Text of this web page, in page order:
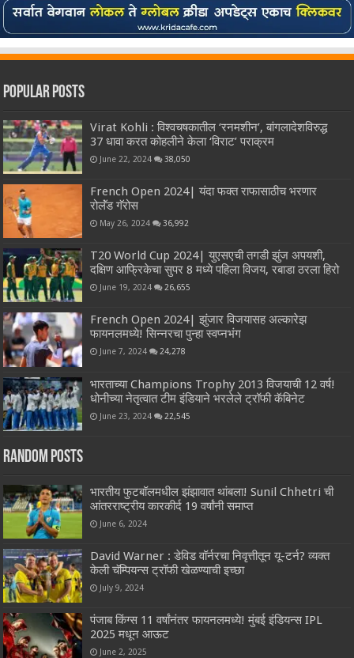
Popular Posts
Virat Kohli : विश्वचषकातील ‘रनमशीन’, बांगलादेशविरुद्ध
37 धावा करत कोहलीने केला ‘विराट’ पराक्रम
June 22, 2024 38,050
French Open 2024| यंदा फक्त राफासाठीच भरणार
रोलॅंड गॅरोस
May 26, 2024 36,992
T20 World Cup 2024| युएसएची तगडी झुंज अपयशी,
दक्षिण आफ्रिकेचा सुपर 8 मध्ये पहिला विजय, रबाडा ठरला हिरो
June 19, 2024 26,655
French Open 2024| झुंजार विजयासह अल्कारेझ
फायनलमध्ये! सिन्नरचा पुन्हा स्वप्नभंग
June 7, 2024 24,278
भारताच्या Champions Trophy 2013 विजयाची 12 वर्ष!
धोनीच्या नेतृत्वात टीम इंडियाने भरलेले ट्रॉफी कॅबिनेट
June 23, 2024 22,545
Random Posts
भारतीय फुटबॉलमधील झंझावात थांबला! Sunil Chhetri ची
आंतरराष्ट्रीय कारकीर्द 19 वर्षांनी समाप्त
June 6, 2024
David Warner : डेविड वॉर्नरचा निवृत्तीतून यू-टर्न? व्यक्त
केली चॅम्पियन्स ट्रॉफी खेळण्याची इच्छा
July 9, 2024
पंजाब किंग्स 11 वर्षांनंतर फायनलमध्ये! मुंबई इंडियन्स IPL
2025 मधून आऊट
June 2, 2025